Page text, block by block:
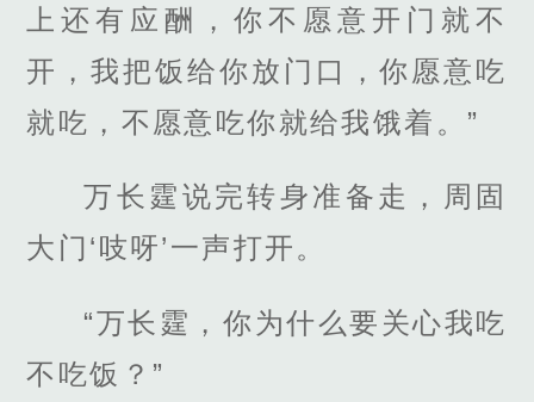
上还有应酬，你不愿意开门就不
开，我把饭给你放门口，你愿意吃
就吃，不愿意吃你就给我饿着。”
万长霆说完转身准备走，周固
大门‘吱呀’一声打开。
“万长霆，你为什么要关心我吃
不吃饭？”